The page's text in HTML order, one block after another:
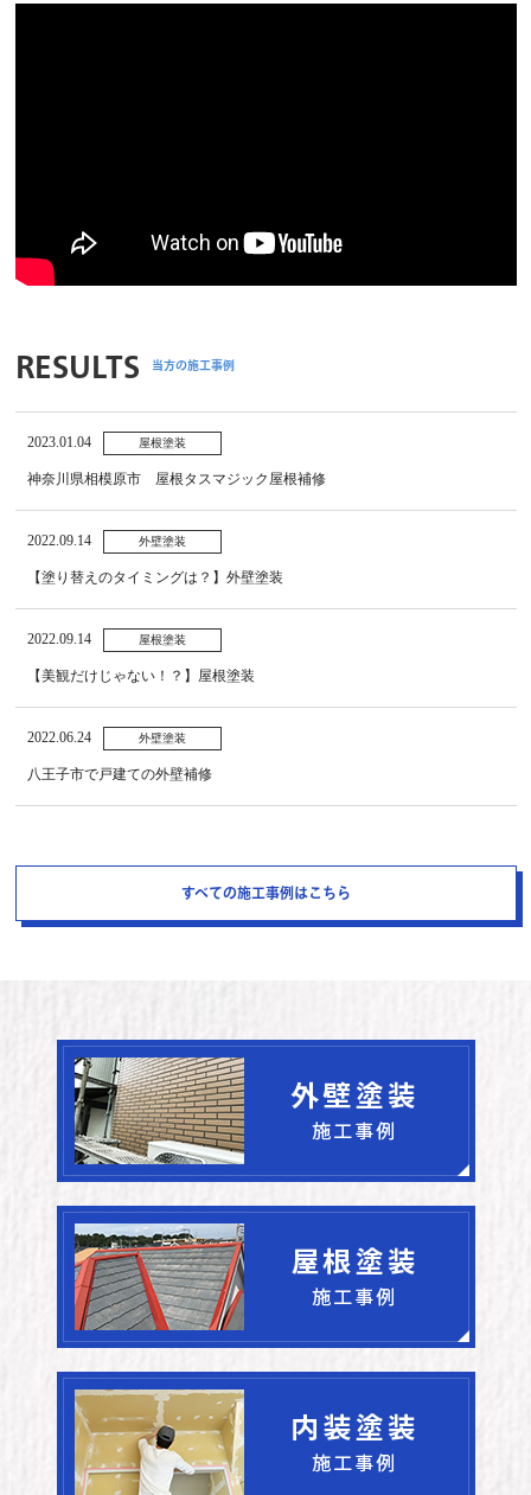
RESULTS 当方の施工事例
2023.01.04 屋根塗装
神奈川県相模原市 屋根タスマジック屋根補修
2022.09.14 外壁塗装
【塗り替えのタイミングは？】外壁塗装
2022.09.14 屋根塗装
【美観だけじゃない！？】屋根塗装
2022.06.24 外壁塗装
八王子市で戸建ての外壁補修
すべての施工事例はこちら